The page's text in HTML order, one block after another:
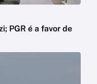
PGR é a favor de